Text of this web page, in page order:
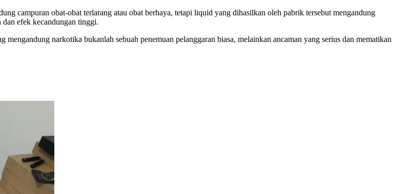
campuran obat-obat terlarang atau obat berhaya, tetapi liquid yang dihasilkan oleh pabrik tersebut mengandung
efek kecandungan tinggi.
narkotika bukanlah sebuah penemuan pelanggaran biasa, melainkan ancaman yang serius dan mematikan